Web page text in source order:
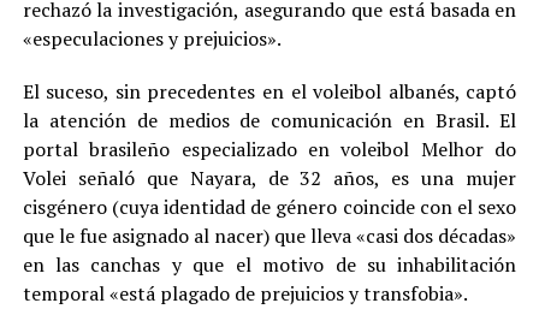
rechazó la investigación, asegurando que está basada en
«especulaciones y prejuicios».
El suceso, sin precedentes en el voleibol albanés, captó
la atención de medios de comunicación en Brasil. El
portal brasileño especializado en voleibol Melhor do
Volei señaló que Nayara, de 32 años, es una mujer
cisgénero (cuya identidad de género coincide con el sexo
que le fue asignado al nacer) que lleva «casi dos décadas»
en las canchas y que el motivo de su inhabilitación
temporal «está plagado de prejuicios y transfobia».